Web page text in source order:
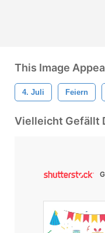
This Image
4. Juli Feiern
Vielleicht Gefällt